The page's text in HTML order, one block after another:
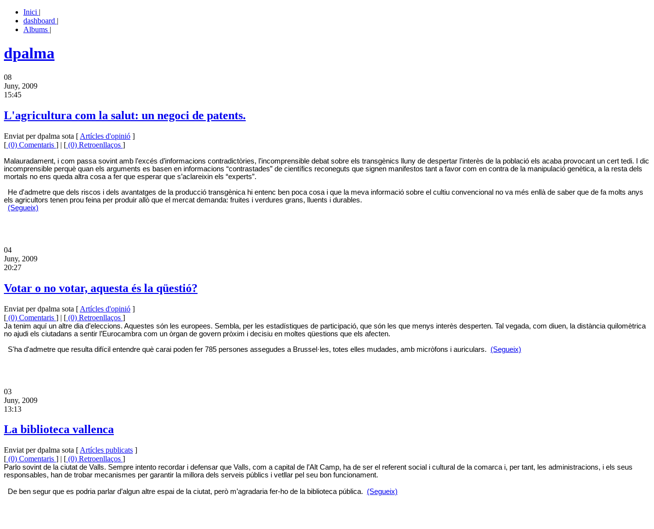
Inici |
dashboard |
Albums |
dpalma
08
Juny, 2009
15:45
L'agricultura com la salut: un negoci de patents.
Enviat per dpalma sota [ Artícles d'opinió ]
[ (0) Comentaris ] | [ (0) Retroenllaços ]
Malauradament, i com passa sovint amb l’excés d’informacions contradictòries, l’incomprensible debat sobre els transgènics lluny de despertar l’interès de la població els acaba provocant un cert tedi. I dic
incomprensible perquè quan els arguments es basen en informacions “contrastades” de científics reconeguts que signen manifestos tant a favor com en contra de la manipulació genètica, a la resta dels
mortals no ens queda altra cosa a fer que esperar que s’aclareixin els “experts”.
He d'admetre que dels riscos i dels avantatges de la producció transgènica hi entenc ben poca cosa i que la meva informació sobre el cultiu convencional no va més enllà de saber que de fa molts anys
els agricultors tenen prou feina per produir allò que el mercat demanda: fruites i verdures grans, lluents i durables.
(Segueix)
04
Juny, 2009
20:27
Votar o no votar, aquesta és la qüestió?
Enviat per dpalma sota [ Artícles d'opinió ]
[ (0) Comentaris ] | [ (0) Retroenllaços ]
Ja tenim aquí un altre dia d’eleccions. Aquestes són les europees. Sembla, per les estadístiques de participació, que són les que menys interès desperten. Tal vegada, com diuen, la distància quilomètrica
no ajudi els ciutadans a sentir l’Eurocambra com un òrgan de govern pròxim i decisiu en moltes qüestions que els afecten.
S'ha d'admetre que resulta difícil entendre què carai poden fer 785 persones assegudes a Brussel·les, totes elles mudades, amb micròfons i auriculars. (Segueix)
03
Juny, 2009
13:13
La biblioteca vallenca
Enviat per dpalma sota [ Artícles publicats ]
[ (0) Comentaris ] | [ (0) Retroenllaços ]
Parlo sovint de la ciutat de Valls. Sempre intento recordar i defensar que Valls, com a capital de l’Alt Camp, ha de ser el referent social i cultural de la comarca i, per tant, les administracions, i els seus
responsables, han de trobar mecanismes per garantir la millora dels serveis públics i vetllar pel seu bon funcionament.
De ben segur que es podria parlar d’algun altre espai de la ciutat, però m’agradaria fer-ho de la biblioteca pública. (Segueix)